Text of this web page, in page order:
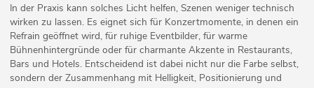
In der Praxis kann solches Licht helfen, Szenen weniger technisch
wirken zu lassen. Es eignet sich für Konzertmomente, in denen ein
Refrain geöffnet wird, für ruhige Eventbilder, für warme
Bühnenhintergründe oder für charmante Akzente in Restaurants,
Bars und Hotels. Entscheidend ist dabei nicht nur die Farbe selbst,
sondern der Zusammenhang mit Helligkeit, Positionierung und